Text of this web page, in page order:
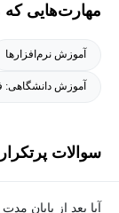
مهارت‌هایی که
آموزش نرم‌افزارها
آموزش دانشگاهی:
سوالات پرتکرار
آیا بعد از پایان